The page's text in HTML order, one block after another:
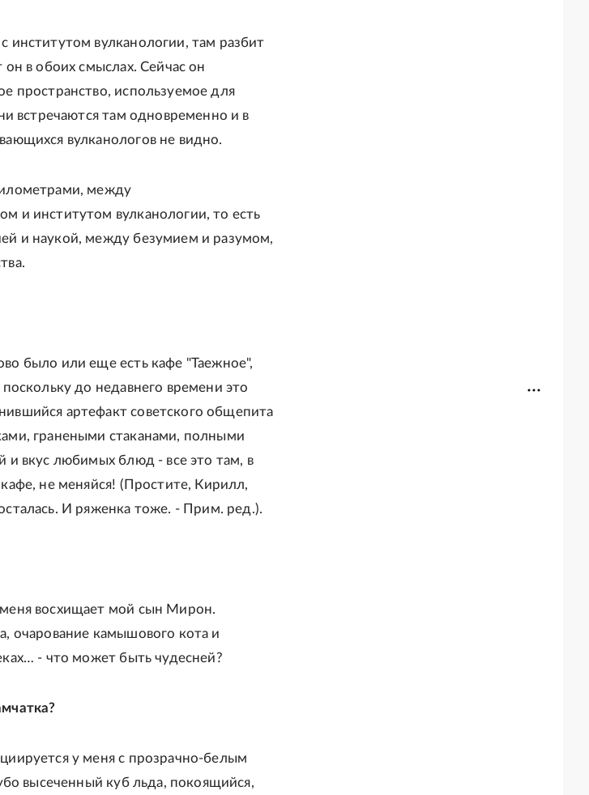
институтом вулканологии, там разбит
в обоих смыслах. Сейчас он
пространство, используемое для
встречаются там одновременно и в
вулканологов не видно.
между
и институтом вулканологии, то есть
и наукой, между безумием и разумом,
было или еще есть кафе "Таежное",
до недавнего времени это
артефакт советского общепита
гранеными стаканами, полными
и вкус любимых блюд - все это там, в
не меняйся! (Простите, Кирилл,
И ряженка тоже. - Прим. ред.).
меня восхищает мой сын Мирон.
очарование камышового кота и
- что может быть чудесней?
у меня с прозрачно-белым
высеченный куб льда, покоящийся,